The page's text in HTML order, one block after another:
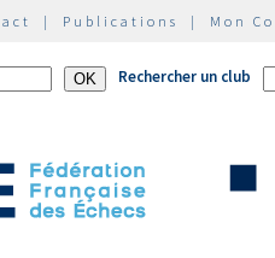
| Publications | Mon
Rechercher un club